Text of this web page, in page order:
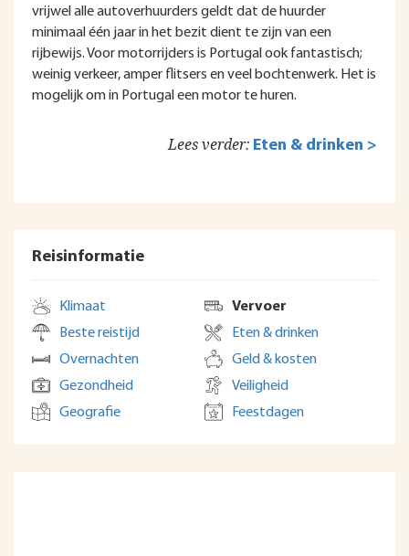
vrijwel alle autoverhuurders geldt dat de huurder
minimaal één jaar in het bezit dient te zijn van een
rijbewijs. Voor motorrijders is Portugal ook fantastisch;
weinig verkeer, amper flitsers en veel bochtenwerk. Het is
mogelijk om in Portugal een motor te huren.
Lees verder: Eten & drinken >
Reisinformatie
Klimaat
Beste reistijd
Overnachten
Gezondheid
Geografie
Vervoer
Eten & drinken
Geld & kosten
Veiligheid
Feestdagen